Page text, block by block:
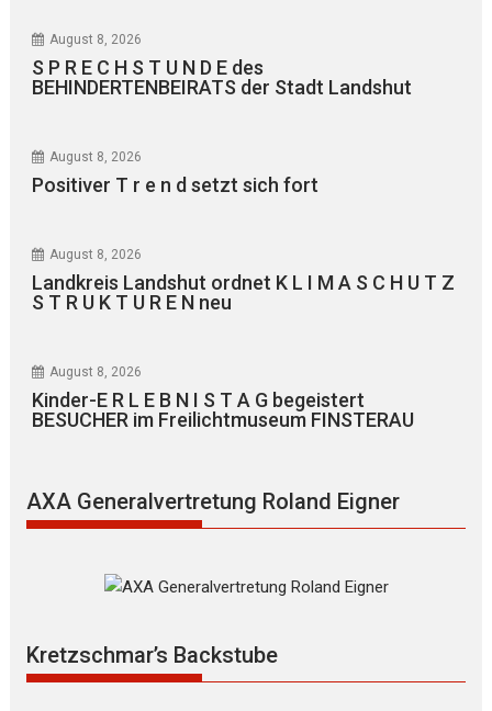
August 8, 2026
S P R E C H S T U N D E des
BEHINDERTENBEIRATS der Stadt Landshut
August 8, 2026
Positiver T r e n d setzt sich fort
August 8, 2026
Landkreis Landshut ordnet K L I M A S C H U T Z
S T R U K T U R E N neu
August 8, 2026
Kinder-E R L E B N I S T A G begeistert
BESUCHER im Freilichtmuseum FINSTERAU
AXA Generalvertretung Roland Eigner
Kretzschmar’s Backstube